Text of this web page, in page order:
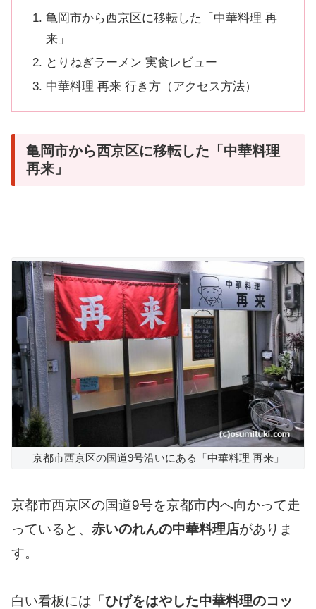
亀岡市から西京区に移転した「中華料理 再
来」
とりねぎラーメン 実食レビュー
中華料理 再来 行き方（アクセス方法）
亀岡市から西京区に移転した「中華料理
再来」
京都市西京区の国道9号沿いにある「中華料理 再来」
京都市西京区の国道9号を京都市内へ向かって走
っていると、 赤いのれんの中華料理店がありま
す。
白い看板には「 ひげをはやした中華料理のコッ